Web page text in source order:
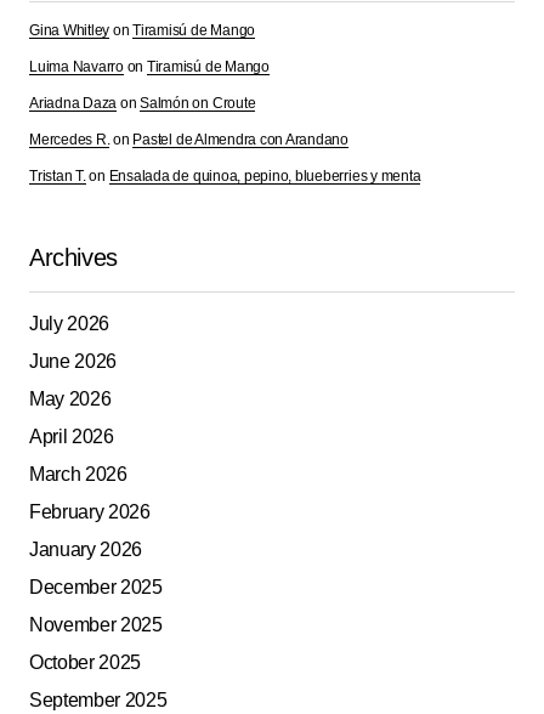
Gina Whitley onTiramisú de Mango
Luima Navarroon Tiramisú de Mango
Ariadna Daza onSalmón on Croute
Mercedes R.on Pastel de Almendra con Arandano
Tristan T.on Ensalada de quinoa, pepino, blueberries y menta
Archives
July 2026
June 2026
May 2026
April 2026
March 2026
February 2026
January 2026
December 2025
November 2025
October 2025
September 2025